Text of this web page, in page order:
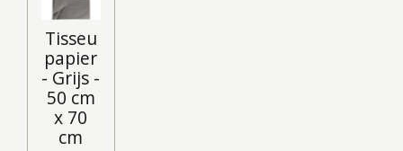
Tisseu
papier
- Grijs -
50 cm
x 70
cm